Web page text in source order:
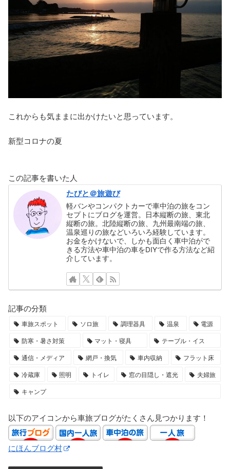
これからも気ままに出かけたいと思っています。
新型コロナの夏
この記事を書いた人
たびと＠旅遊び
軽バンやコンパクトカーで車中泊の旅をコン
セプトにブログを運営。日本縦断の旅、東北
縦断の旅。北陸縦断の旅、九州最南端の旅、
温泉巡りの旅などいろいろ経験しています。
お金をかけないで、しかも面白く車中泊がで
きる方法や車中泊の車をDIYで作る方法など紹
介しています。
記事の分類
車旅スポット ソロ旅 調理器具 温泉
電源
防寒・暑さ対策
マット・寝具
テーブル・イス
通信・メディア
網戸・換気 車内収納
フラット床
冷蔵庫
照明 トイレ 窓の目隠し・遮光
夫婦旅
キャンプ
以下のアイコンから車旅ブログがたくさん見つかります！
にほんブログ村